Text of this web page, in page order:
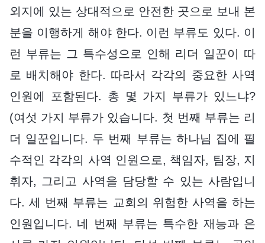
외지에 있는 상대적으로 안전한 곳으로 보내 본
분을 이행하게 해야 한다. 이런 부류도 있다. 이
런 부류는 그 특수성으로 인해 리더 일꾼이 따
로 배치해야 한다. 따라서 각각의 중요한 사역
인원에 포함된다. 총 몇 가지 부류가 있느냐?
(여섯 가지 부류가 있습니다. 첫 번째 부류는 리
더 일꾼입니다. 두 번째 부류는 하나님 집에 필
수적인 각각의 사역 인원으로, 책임자, 팀장, 지
휘자, 그리고 사역을 담당할 수 있는 사람입니
다. 세 번째 부류는 교회의 위험한 사역을 하는
인원입니다. 네 번째 부류는 특수한 재능과 은